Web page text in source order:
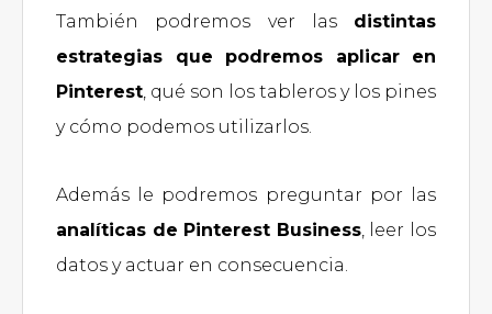
También podremos ver las distintas
estrategias que podremos aplicar en
Pinterest, qué son los tableros y los pines
y cómo podemos utilizarlos.
Además le podremos preguntar por las
analíticas de Pinterest Business, leer los
datos y actuar en consecuencia.